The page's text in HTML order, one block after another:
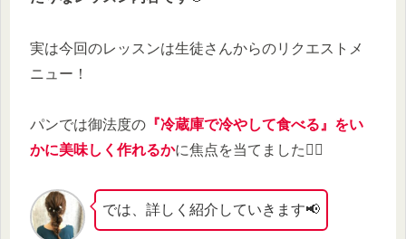
実は今回のレッスンは生徒さんからのリクエストメ
ニュー！
パンでは御法度の 『冷蔵庫で冷やして食べる』をい
かに美味しく作れるかに焦点を当てました🙆‍♀️
では、詳しく紹介していきます📢